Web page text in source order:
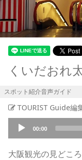
くいだおれ
スポット紹介音声ガイド
TOURIST Guide編
Audio
Player
00:00
大阪観光の見どこ